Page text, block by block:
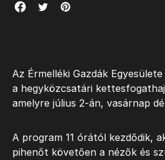
Az Érmelléki Gazdák
a hegyközcsatári
amelyre július 2-án, vasárnap
A program 11 órától kezdődik,
pihenőt követően a nézők és